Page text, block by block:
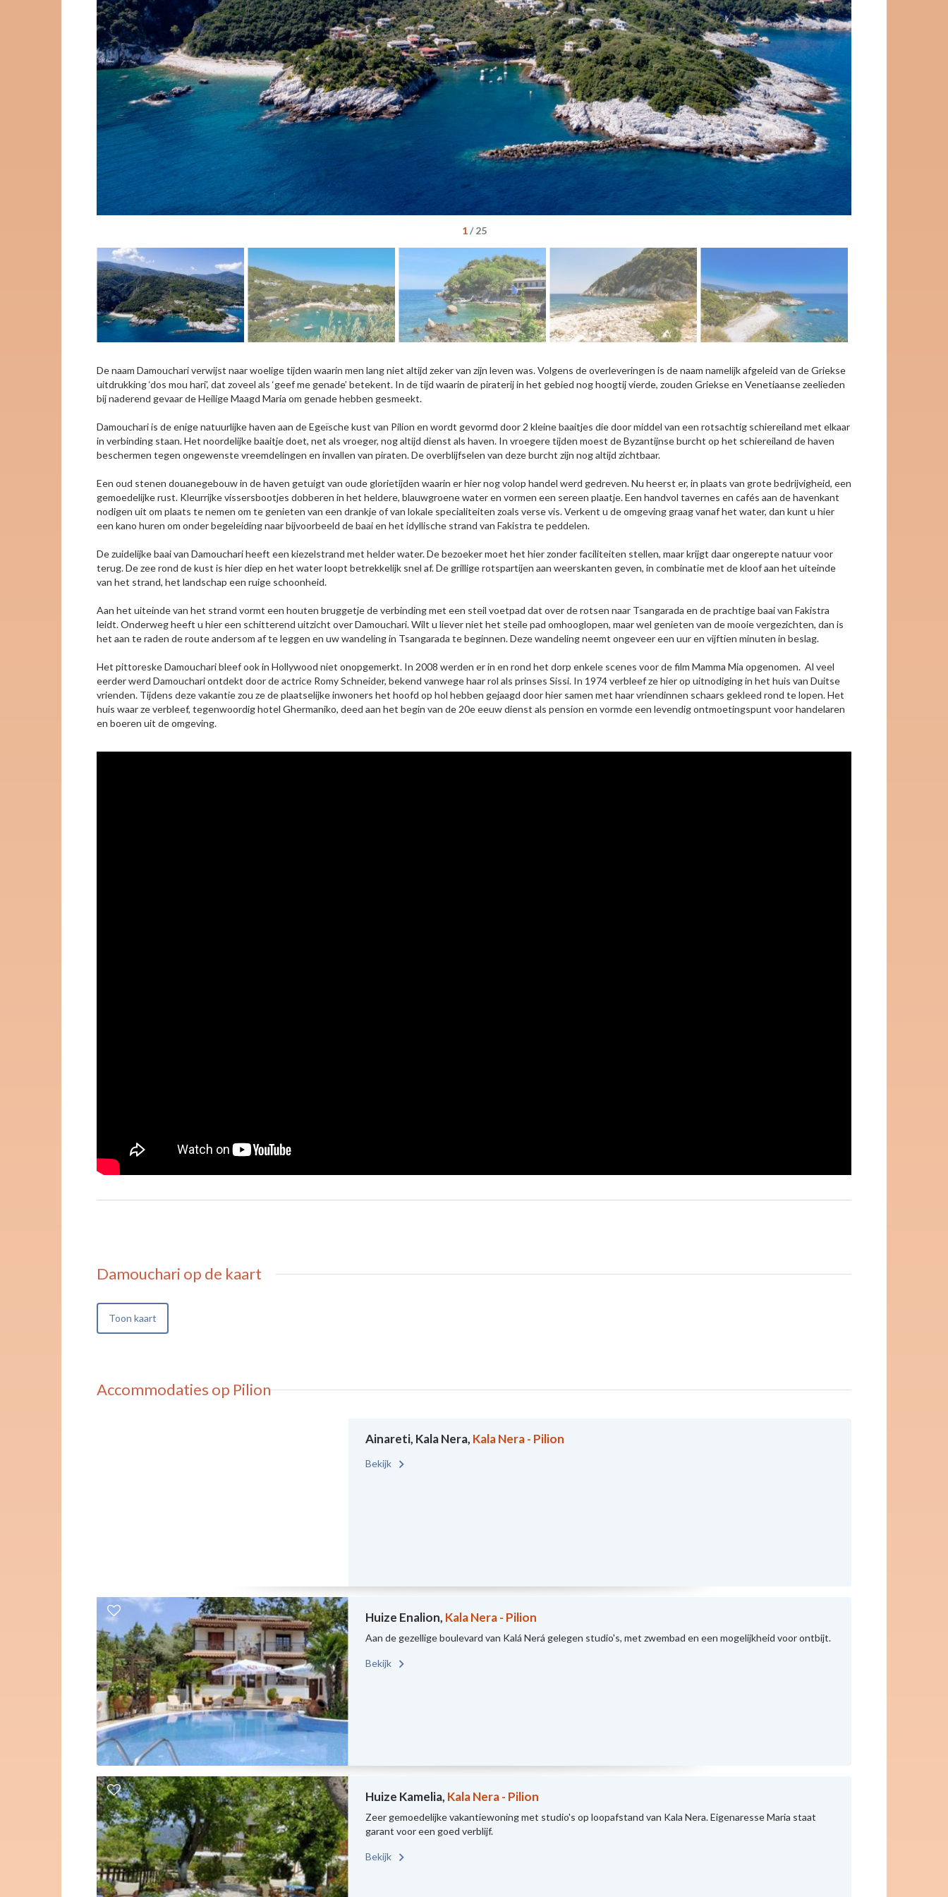
1/25
De naam Damouchari verwijst naar woelige tijden waarin men lang niet altijd zeker van zijn leven was. Volgens de overleveringen is de naam namelijk afgeleid van de Griekse
uitdrukking ‘dos mou hari’, dat zoveel als ‘geef me genade’ betekent. In de tijd waarin de piraterij in het gebied nog hoogtij vierde, zouden Griekse en Venetiaanse zeelieden
bij naderend gevaar de Heilige Maagd Maria om genade hebben gesmeekt.
Damouchari is de enige natuurlijke haven aan de Egeïsche kust van Pilion en wordt gevormd door 2 kleine baaitjes die door middel van een rotsachtig schiereiland met elkaar
in verbinding staan. Het noordelijke baaitje doet, net als vroeger, nog altijd dienst als haven. In vroegere tijden moest de Byzantijnse burcht op het schiereiland de haven
beschermen tegen ongewenste vreemdelingen en invallen van piraten. De overblijfselen van deze burcht zijn nog altijd zichtbaar.
Een oud stenen douanegebouw in de haven getuigt van oude glorietijden waarin er hier nog volop handel werd gedreven. Nu heerst er, in plaats van grote bedrijvigheid, een
gemoedelijke rust. Kleurrijke vissersbootjes dobberen in het heldere, blauwgroene water en vormen een sereen plaatje. Een handvol tavernes en cafés aan de havenkant
nodigen uit om plaats te nemen om te genieten van een drankje of van lokale specialiteiten zoals verse vis. Verkent u de omgeving graag vanaf het water, dan kunt u hier
een kano huren om onder begeleiding naar bijvoorbeeld de baai en het idyllische strand van Fakistra te peddelen.
De zuidelijke baai van Damouchari heeft een kiezelstrand met helder water. De bezoeker moet het hier zonder faciliteiten stellen, maar krijgt daar ongerepte natuur voor
terug. De zee rond de kust is hier diep en het water loopt betrekkelijk snel af. De grillige rotspartijen aan weerskanten geven, in combinatie met de kloof aan het uiteinde
van het strand, het landschap een ruige schoonheid.
Aan het uiteinde van het strand vormt een houten bruggetje de verbinding met een steil voetpad dat over de rotsen naar Tsangarada en de prachtige baai van Fakistra
leidt. Onderweg heeft u hier een schitterend uitzicht over Damouchari. Wilt u liever niet het steile pad omhooglopen, maar wel genieten van de mooie vergezichten, dan is
het aan te raden de route andersom af te leggen en uw wandeling in Tsangarada te beginnen. Deze wandeling neemt ongeveer een uur en vijftien minuten in beslag.
Het pittoreske Damouchari bleef ook in Hollywood niet onopgemerkt. In 2008 werden er in en rond het dorp enkele scenes voor de film Mamma Mia opgenomen. Al veel
eerder werd Damouchari ontdekt door de actrice Romy Schneider, bekend vanwege haar rol als prinses Sissi. In 1974 verbleef ze hier op uitnodiging in het huis van Duitse
vrienden. Tijdens deze vakantie zou ze de plaatselijke inwoners het hoofd op hol hebben gejaagd door hier samen met haar vriendinnen schaars gekleed rond te lopen. Het
huis waar ze verbleef, tegenwoordig hotel Ghermaniko, deed aan het begin van de 20e eeuw dienst als pension en vormde een levendig ontmoetingspunt voor handelaren
en boeren uit de omgeving.
Damouchari op de kaart
Toon kaart
Accommodaties op Pilion
Ainareti, Kala Nera, Kala Nera - Pilion
Bekijk
Huize Enalion, Kala Nera - Pilion
Aan de gezellige boulevard van Kalá Nerá gelegen studio's, met zwembad en een mogelijkheid voor ontbijt.
Bekijk
Huize Kamelia, Kala Nera - Pilion
Zeer gemoedelijke vakantiewoning met studio's op loopafstand van Kala Nera. Eigenaresse Maria staat
garant voor een goed verblijf.
Bekijk